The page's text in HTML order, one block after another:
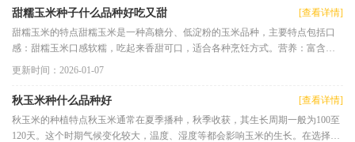
甜糯玉米种子什么品种好吃又甜
[查看详情]
甜糯玉米的特点甜糯玉米是一种高糖分、低淀粉的玉米品种，主要特点包括口
感：甜糯玉米口感软糯，吃起来香甜可口，适合各种烹饪方式。营养：富含蛋
白质、纤维素和维生素，营养
更新时间：2026-01-07
秋玉米种什么品种好
[查看详情]
秋玉米的种植特点秋玉米通常在夏季播种，秋季收获，其生长周期一般为100至
120天。这个时期气候变化较大，温度、湿度等都会影响玉米的生长。在选择品